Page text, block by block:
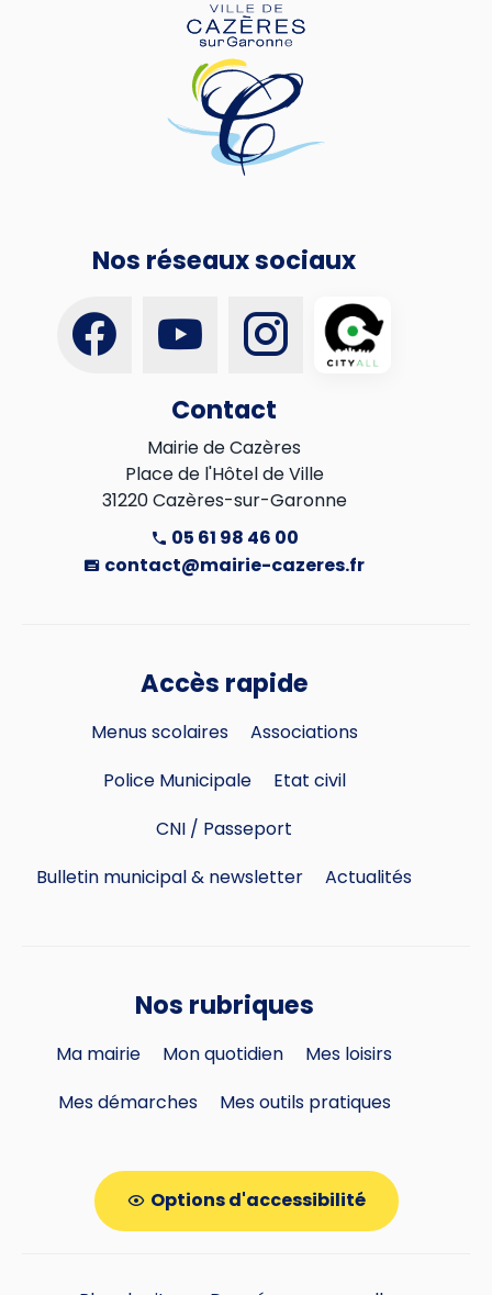
Nos réseaux sociaux
Contact
Mairie de Cazères
Place de l'Hôtel de Ville
31220 Cazères-sur-Garonne
05 61 98 46 00
contact@mairie-cazeres.fr
Accès rapide
Menus scolaires
Associations
Police Municipale
Etat civil
CNI / Passeport
Bulletin municipal & newsletter
Actualités
Nos rubriques
Ma mairie Mon quotidien
Mes loisirs
Mes démarches
Mes outils pratiques
Options d'accessibilité